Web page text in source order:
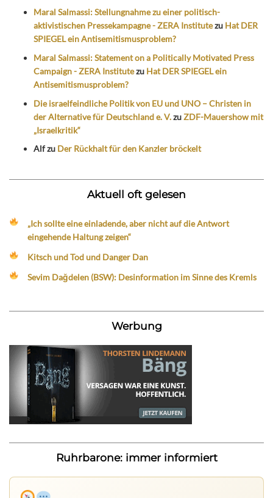
Maral Salmassi: Stellungnahme zu einer politisch-
aktivistischen Pressekampagne - ZERA Institutezu Hat DER
SPIEGEL ein Antisemitismusproblem?
Maral Salmassi: Statement on a Politically Motivated Press
Campaign - ZERA Institutezu Hat DER SPIEGEL ein
Antisemitismusproblem?
Die israelfeindliche Politik von EU und UNO – Christen in
der Alternative für Deutschland e. V.zuZDF-Mauershow mit
„Israelkritik“
Alfzu Der Rückhalt für den Kanzler bröckelt
Aktuell oft gelesen
„Ich sollte eine einladende, aber nicht auf die Antwort
eingehende Haltung zeigen“
Kitsch und Tod und Danger Dan
Sevim Dağdelen (BSW): Desinformation im Sinne des Kremls
Werbung
Ruhrbarone: immer informiert